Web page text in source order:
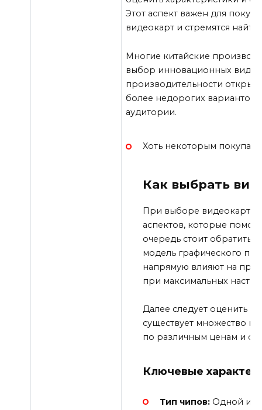
Этот аспект важен для
видеокарт и стремятся
Многие китайские
выбор инновационных
производительности
более недорогих
аудитории.
Хоть некоторым
Как выбрать
При выборе видеокарты
аспектов, которые
очередь стоит обратить
модель графического
напрямую влияют на
при максимальных
Далее следует оценить
существует множество
по различным ценам и с
Ключевые
Тип чипов:Одной из